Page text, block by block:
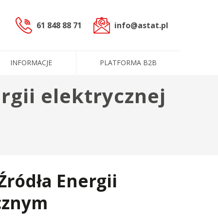
61 848 88 71 info@astat.pl
Produkty
INFORMACJE PLATFORMA B2B
elektrycznej
Energii